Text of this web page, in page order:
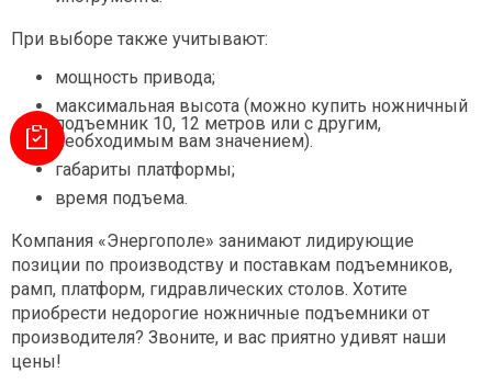
При выборе также учитывают:
мощность привода;
максимальная высота (можно купить ножничный
подъемник 10, 12 метров или с другим,
необходимым вам значением).
габариты платформы;
время подъема.
Компания «Энергополе» занимают лидирующие
позиции по производству и поставкам подъемников,
рамп, платформ, гидравлических столов. Хотите
приобрести недорогие ножничные подъемники от
производителя? Звоните, и вас приятно удивят наши
цены!